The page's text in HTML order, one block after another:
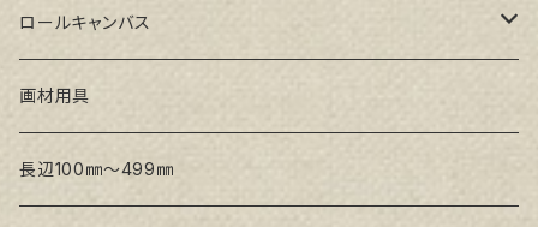
トークロ イエロー(中目)
トークロ 赤SP(中目)
Snow White SPC(中目)
シナパネル
GAERA F(中細目)
GAERA BA(中荒目)
Snow White SPC(中目)
ロールキャンバス
GAERA F(中細目) / BA(中荒目)
Snow White SLA(中目)
画材用具
長辺100㎜～499㎜